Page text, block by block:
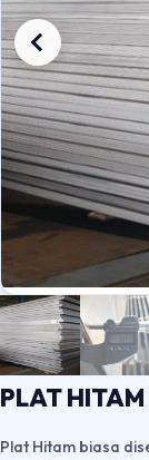
PLAT HITAM
Plat Hitam biasa